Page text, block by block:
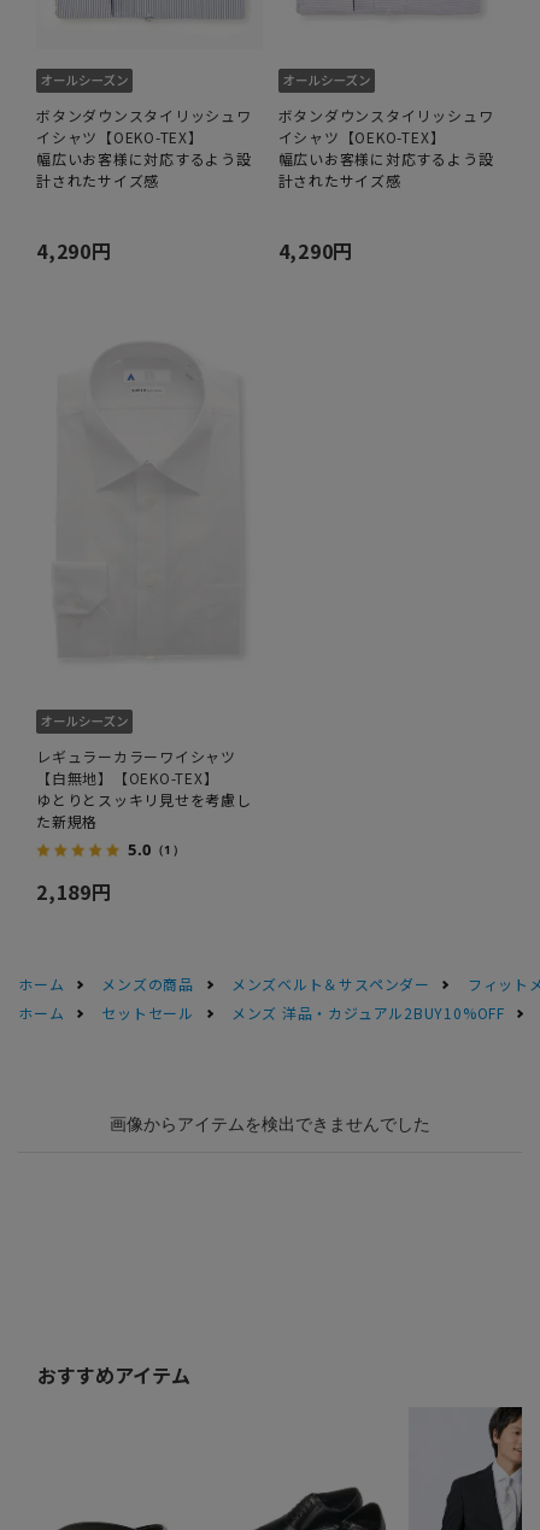
ボタンダウンスタイリッシュワ
イシャツ【OEKO-TEX】
幅広いお客様に対応するよう設
計されたサイズ感
4,290円
ボタンダウンスタイリッシュワ
イシャツ【OEKO-TEX】
幅広いお客様に対応するよう設
計されたサイズ感
4,290円
レギュラーカラーワイシャツ
【白無地】【OEKO-TEX】
ゆとりとスッキリ見せを考慮し
た新規格
5.0 （1）
2,189円
ホーム メンズの商品 メンズベルト＆サスペンダー
フィット
ホーム
セットセール メンズ 洋品・カジュアル2BUY10%OFF